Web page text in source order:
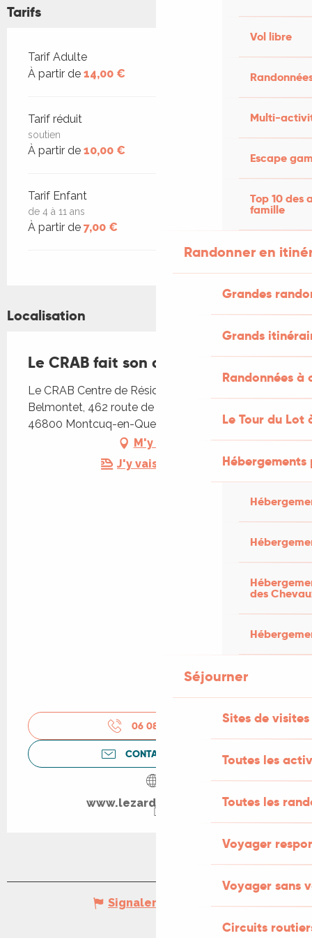
Vol libre
Multi-
Escape
Top 10 des
famille
Randonner en
Grandes
Grands
Randonnées
Le Tour du Lot
des
Séjourner
Sites de visites
Toutes les
Toutes les
Voyager
Voyager sans
Circuits
Tarifs
Tarifs 2026
Tarif Adulte
À partir de 14,00 €
Tarif réduit
soutien
À partir de 10,00 €
Tarif Enfant
de 4 à 11 ans
À partir de 7,00 €
Localisation
Le CRAB fait son cirque !
Le CRAB Centre de Résidence Artistique
Belmontet, 462 route de la Gariotte, Belmontet,
46800 Montcuq-en-Quercy-Blanc
M'y rendre
J'y vais en train !
06 08 00 10
CONTACTEZ-NOUS
www.lezarddelarue.org
Signaler une erreur